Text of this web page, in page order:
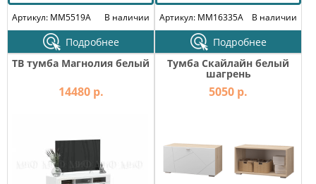
Артикул: MM5519A
В наличии
Подробнее
Артикул: MM16335A
В наличии
Подробнее
ТВ тумба Магнолия белый
14480 р.
Тумба Скайлайн белый
шагрень
5050 р.